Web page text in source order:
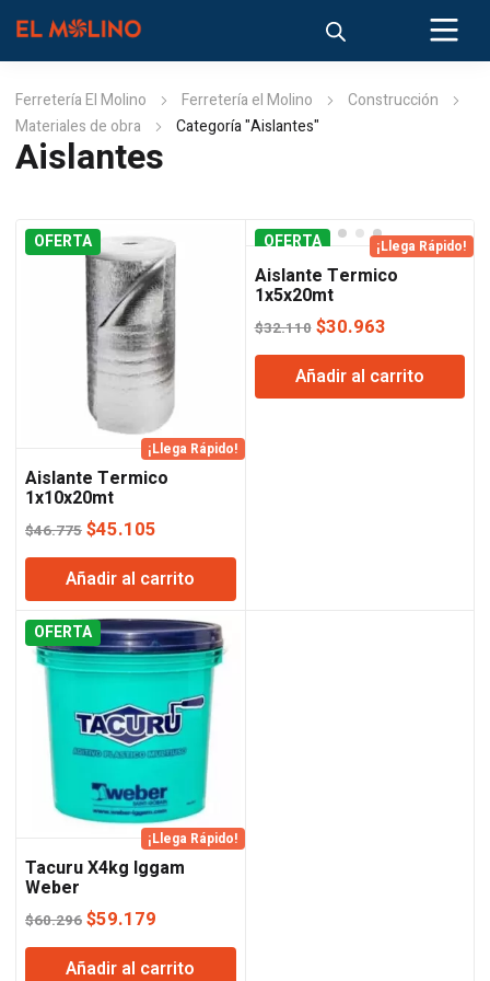
Ferretería El Molino Ferretería el Molino
Construcción
Materiales de obra
Categoría "Aislantes"
Aislantes
OFERTA
¡Llega Rápido!
Aislante Termico
1x10x20mt
$46.775 El
precio
original
era:
$46.775.
$45.105
precio
actual
es:
$45.105.
Añadir al carrito
OFERTA ¡Llega Rápido!
Aislante Termico
1x5x20mt
$32.110 El
precio
original
era:
$30.963El
precio
actual
es:
Añadir al carrito
OFERTA
¡Llega Rápido!
Tacuru X4kg Iggam
Weber
$60.296 El
precio
original
$59.179
precio
actual
Añadir al carrito